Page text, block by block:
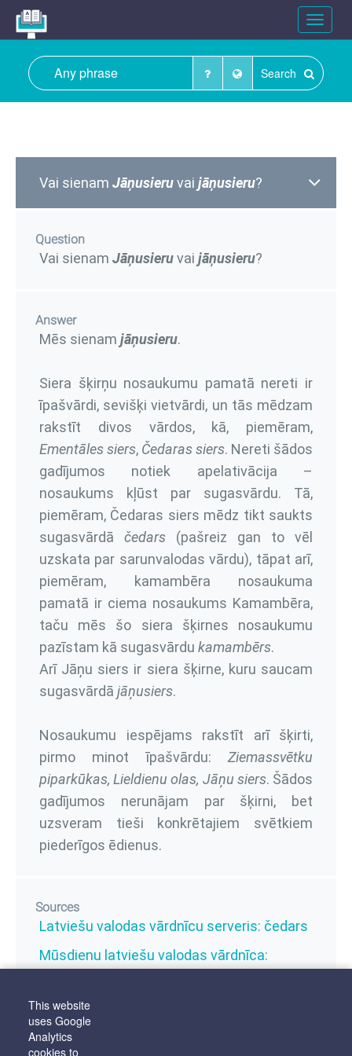
Toggle
Search
Vai sienam Jāņusieruvai jāņusieru?
Question
Vai sienam Jāņusieruvai jāņusieru?
Answer
Mēs sienam jāņusieru.
Siera šķirņu nosaukumu pamatā nereti ir
īpašvārdi, sevišķi vietvārdi, un tās mēdzam
rakstīt divos vārdos, kā, piemēram,
Ementāles siers, Čedaras siers. Nereti šādos
gadījumos notiek apelativācija –
nosaukums kļūst par sugasvārdu. Tā,
piemēram, Čedaras siers mēdz tikt saukts
sugasvārdā čedars (pašreiz gan to vēl
uzskata par sarunvalodas vārdu), tāpat arī,
piemēram, kamambēra nosaukuma
pamatā ir ciema nosaukums Kamambēra,
taču mēs šo siera šķirnes nosaukumu
pazīstam kā sugasvārdu kamambērs.
Arī Jāņu siers ir siera šķirne, kuru saucam
sugasvārdā jāņusiers.
Nosaukumu iespējams rakstīt arī šķirti,
pirmo minot īpašvārdu: Ziemassvētku
piparkūkas, Lieldienu olas, Jāņu siers. Šādos
gadījumos nerunājam par šķirni, bet
uzsveram tieši konkrētajiem svētkiem
piederīgos ēdienus.
Sources
Latviešu valodas vārdnīcu serveris: čedars
Mūsdienu latviešu valodas vārdnīca:
Linguistic sectors
This website
uses Google
Analytics
cookies to